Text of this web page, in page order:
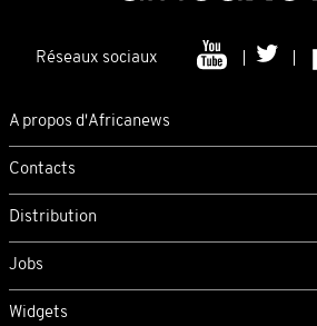
Réseaux sociaux
A propos d'Africanews
Contacts
Distribution
Jobs
Widgets